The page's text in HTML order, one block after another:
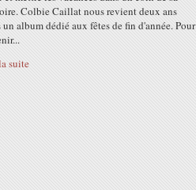
Colbie Caillat nous revient deux ans
un album dédié aux fêtes de fin d'année. Pour
suite